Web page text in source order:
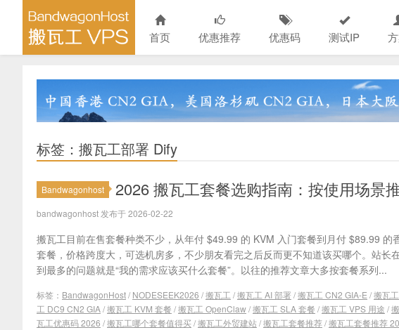
首页 优惠推荐 优惠码 测试IP
标签：搬瓦工部署 Dify
Bandwagonhost 2026 搬瓦工套餐选购指南：按使用场景
bandwagonhost 发布于 2026-02-22
搬瓦工目前在售套餐种类不少，从年付 $49.99 的 KVM 入门套餐到月付 $89.99 的
套餐，价格跨度大，可选机房多，不少朋友看完之后反而更不知道该买哪个。站长
到最多的问题就是“我的需求应该买什么套餐”。以往的推荐文章大多按套餐系列...
标签： BandwagonHost/ NODESEEK2026 /搬瓦工 /搬瓦工 AI 部署 /搬瓦工 CN2 GIA-E /搬瓦
工 DC9 CN2 GIA/搬瓦工 KVM 套餐 /搬瓦工 OpenClaw/搬瓦工 SLA 套餐 /搬瓦工 VPS 用途 /
瓦工优惠码 2026 /搬瓦工哪个套餐值得买/搬瓦工外贸建站/搬瓦工套餐推荐/搬瓦工套餐推荐